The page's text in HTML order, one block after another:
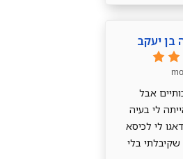
בן יעקב
אבל
לי בעיה
לי לכיסא
בלי